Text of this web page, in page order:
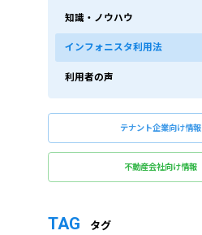
知識・ノウハウ
インフォニスタ利用法
利用者の声
テナント企業向け情報
不動産会社向け情報
TAG タグ